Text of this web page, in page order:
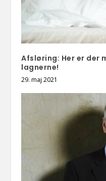
Afsløring: Her er der
lagnerne!
29. maj 2021